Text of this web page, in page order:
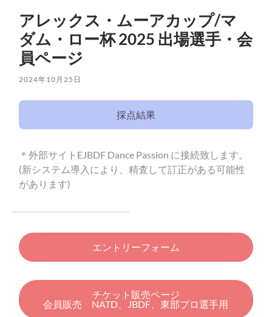
アレックス・ムーアカップ/マ
ダム・ロー杯 2025 出場選手・会
員ページ
2024年10月25日
採点結果
＊外部サイトEJBDF Dance Passion に接続致します。
(新システム導入により、精査して訂正がある可能性
があります)
エントリーフォーム
チケット販売ページ
会員販売 NATD、JBDF、東部プロ選手用